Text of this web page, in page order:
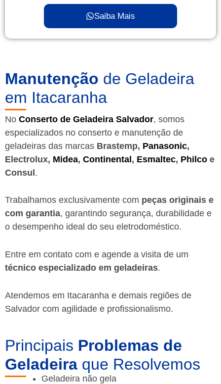
Saiba Mais
Manutenção de Geladeira
em Itacaranha
No Conserto de Geladeira Salvador, somos
especializados no conserto e manutenção de
geladeiras das marcas Brastemp, Panasonic,
Electrolux, Midea, Continental, Esmaltec, Philco e
Consul.
Trabalhamos exclusivamente com peças originais e
com garantia, garantindo segurança, durabilidade e
o desempenho ideal do seu eletrodoméstico.
Entre em contato com e agende a visita de um
técnico especializado em geladeiras.
Atendemos em Itacaranha e demais regiões de
Salvador com agilidade e profissionalismo.
Principais Problemas de
Geladeira que Resolvemos
Geladeira não gela